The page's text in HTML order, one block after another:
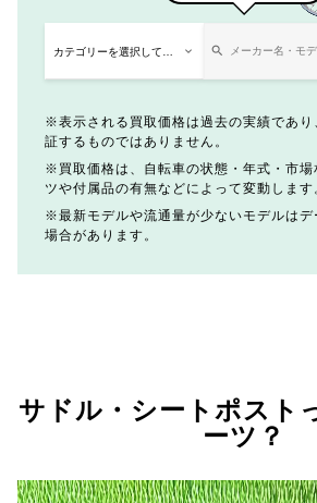
表示される買取価格は過去の実績であ
証するものではありません。
買取価格は、自転車の状態・年式・市
ツや付属品の有無などによって変動します
最新モデルや流通量が少ないモデルは
場合があります。
サドル・シートポスト
ーツ？